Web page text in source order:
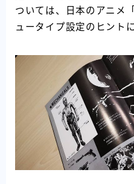
ついては、日本のアニメ
ュータイプ設定のヒント